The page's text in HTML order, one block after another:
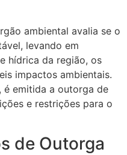
ambiental avalia se o
levando em
hídrica da região, os
impactos ambientais.
é emitida a outorga de
e restrições para o
de Outorga